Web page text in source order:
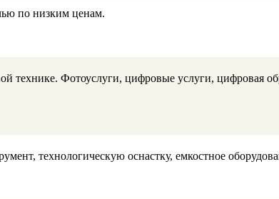
по низким ценам.
Фотоуслуги, цифровые услуги, цифровая
технологическую оснастку, емкостное